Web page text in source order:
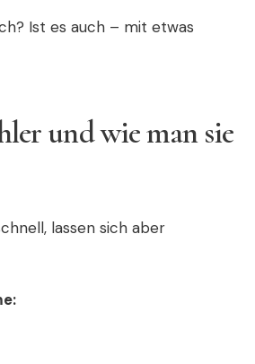
Ist es auch – mit etwas
und wie man sie
lassen sich aber